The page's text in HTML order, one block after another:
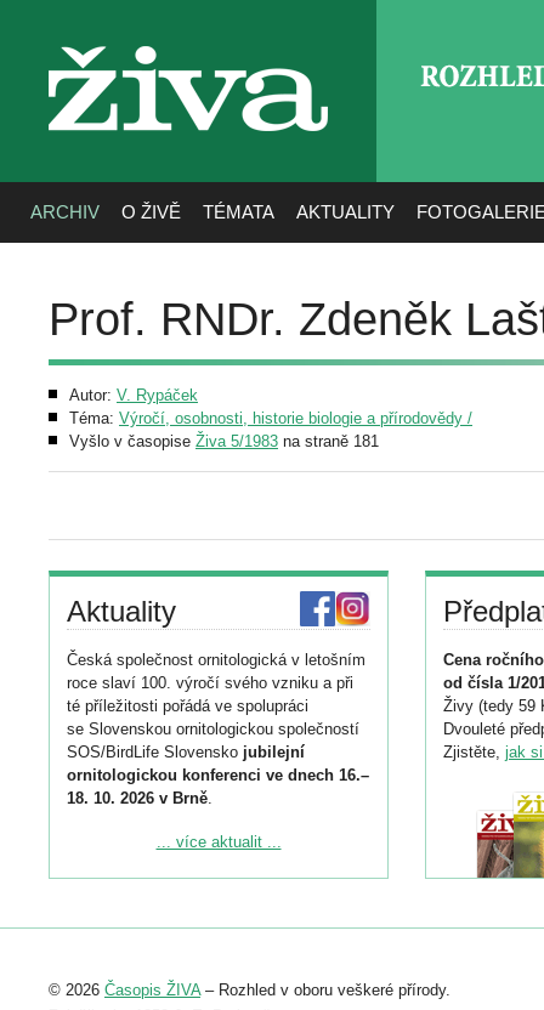
živa
ARCHIV O ŽIVĚ TÉMATA AKTUALITY
Prof. RNDr. Zdeněk
Autor: V. Rypáček
Téma: Výročí, osobnosti, historie biologie a přírodovědy /
Vyšlo v časopise Živa 5/1983 na straně 181
Aktuality
Česká společnost ornitologická v letošním
roce slaví 100. výročí svého vzniku a při
té příležitosti pořádá ve spolupráci
se Slovenskou ornitologickou společností
SOS/BirdLife Slovensko jubilejní
ornitologickou konferenci ve dnech 16.–
18. 10. 2026 v Brně.
Podrobnější informace ke konferenci
Registrovat se můžete do 6. září.
abstraktu přihlášené přednášky nebo
... více aktualit ...
Cena
od čísla 1/
Živy (tedy 59
Dvouleté
Zjistěte, jak
© 2026 Časopis ŽIVA– Rozhled v oboru veškeré přírody.